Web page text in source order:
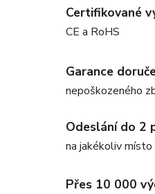
Certifikované
CE a RoHS
Garance
nepoškozeného
Odeslání do 2
na jakékoliv místo
Přes 10 000